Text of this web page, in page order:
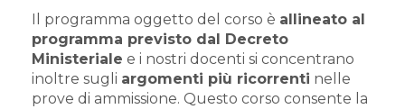
Il programma oggetto del corso è allineato al
programma previsto dal Decreto
Ministeriale e i nostri docenti si concentrano
inoltre sugli argomenti più ricorrenti nelle
prove di ammissione. Questo corso consente la